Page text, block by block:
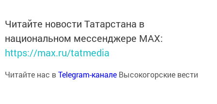
Читайте новости Татарстана в
национальном мессенджере MАХ:
https://max.ru/tatmedia
Читайте нас вTelegram-канале Высокогорские вести